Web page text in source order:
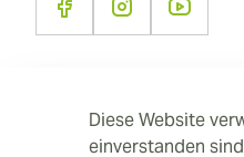
Diese Website
einverstanden